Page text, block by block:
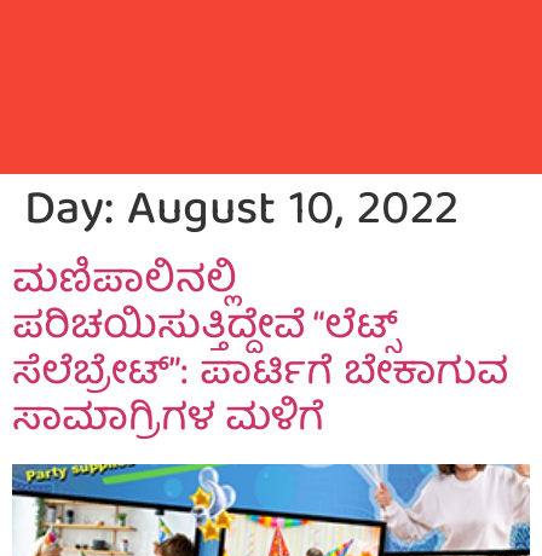
Day:August 10, 2022
ಮಣಿಪಾಲಿನಲ್ಲಿ
ಪರಿಚಯಿಸುತ್ತಿದ್ದೇವೆ “ಲೆಟ್ಸ್
ಸೆಲೆಬ್ರೇಟ್”: ಪಾರ್ಟಿಗೆ ಬೇಕಾಗುವ
ಸಾಮಾಗ್ರಿಗಳ ಮಳಿಗೆ